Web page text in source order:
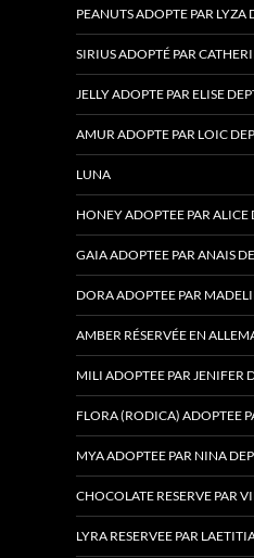
PEANUTS ADOPTE PAR LYZA
SIRIUS ADOPTÉ PAR
JELLY ADOPTE PAR ELISE
AMUR ADOPTE PAR LOIC
LUNA
HONEY ADOPTEE PAR ALICE
GAIA ADOPTEE PAR ANAIS
DORA ADOPTEE PAR
AMBER RÉSERVÉE EN
MILI ADOPTEE PAR JENIFER
FLORA (RODICA) ADOPTEE
MYA ADOPTEE PAR NINA
CHOCOLATE RESERVE PAR
LYRA RESERVEE PAR